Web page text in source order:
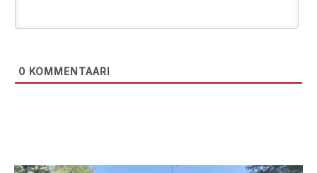
0 KOMMENTAARI